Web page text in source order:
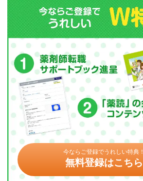
今ならご登録でうれしい特典！
無料登録はこちら